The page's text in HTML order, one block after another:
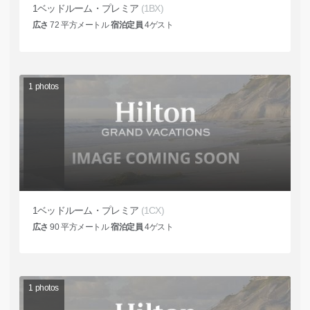
1ベッドルーム・プレミア (1BX)
広さ 72 平方メートル宿泊定員 4ゲスト
1 photos
1ベッドルーム・プレミア (1CX)
広さ 90平方メートル宿泊定員 4ゲスト
1 photos